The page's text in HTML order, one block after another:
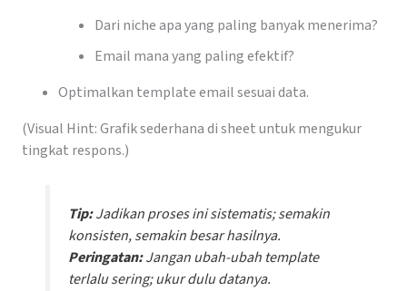
Dari niche apa yang paling banyak menerima?
Email mana yang paling efektif?
Optimalkan template email sesuai data.
(Visual Hint: Grafik sederhana di sheet untuk mengukur
tingkat respons.)
Tip:Jadikan proses ini sistematis; semakin
konsisten, semakin besar hasilnya.
Peringatan:Jangan ubah-ubah template
terlalu sering; ukur dulu datanya.